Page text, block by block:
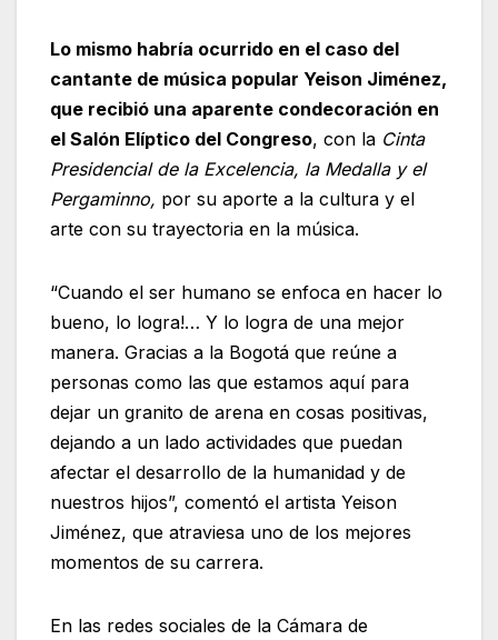
Lo mismo habría ocurrido en el caso del
cantante de música popular Yeison Jiménez,
que recibió una aparente condecoración en
el Salón Elíptico del Congreso, con la Cinta
Presidencial de la Excelencia, la Medalla y el
Pergaminno, por su aporte a la cultura y el
arte con su trayectoria en la música.
“Cuando el ser humano se enfoca en hacer lo
bueno, lo logra!… Y lo logra de una mejor
manera. Gracias a la Bogotá que reúne a
personas como las que estamos aquí para
dejar un granito de arena en cosas positivas,
dejando a un lado actividades que puedan
afectar el desarrollo de la humanidad y de
nuestros hijos”, comentó el artista Yeison
Jiménez, que atraviesa uno de los mejores
momentos de su carrera.
En las redes sociales de la Cámara de